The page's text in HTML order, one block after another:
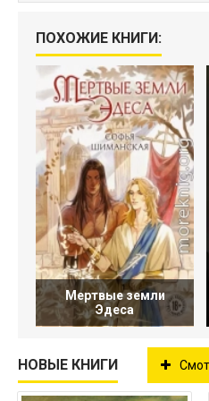
ПОХОЖИЕ КНИГИ:
Мертвые земли
Эдеса
НОВЫЕ КНИГИ